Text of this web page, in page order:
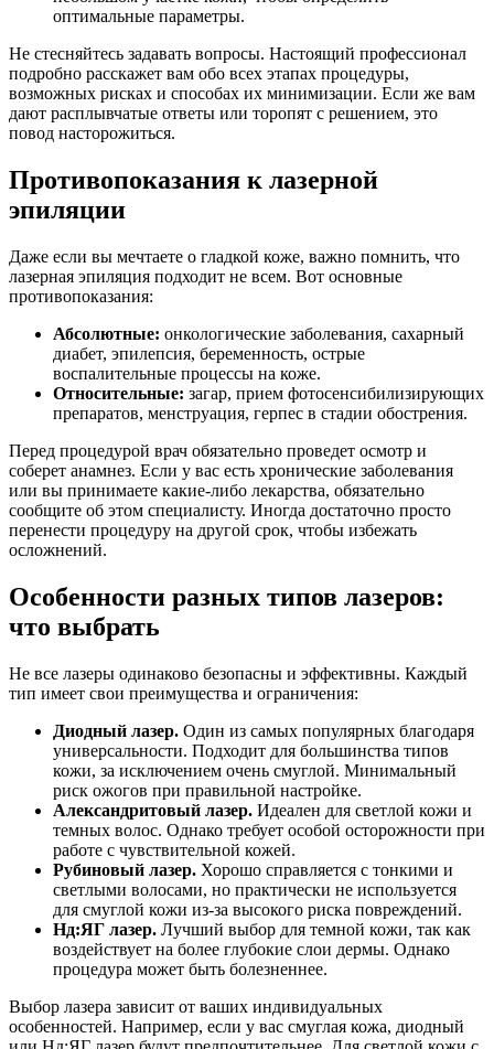
оптимальные параметры.
Не стесняйтесь задавать вопросы. Настоящий профессионал
подробно расскажет вам обо всех этапах процедуры,
возможных рисках и способах их минимизации. Если же вам
дают расплывчатые ответы или торопят с решением, это
повод насторожиться.
Противопоказания к лазерной
эпиляции
Даже если вы мечтаете о гладкой коже, важно помнить, что
лазерная эпиляция подходит не всем. Вот основные
противопоказания:
Абсолютные: онкологические заболевания, сахарный
диабет, эпилепсия, беременность, острые
воспалительные процессы на коже.
Относительные: загар, прием фотосенсибилизирующих
препаратов, менструация, герпес в стадии обострения.
Перед процедурой врач обязательно проведет осмотр и
соберет анамнез. Если у вас есть хронические заболевания
или вы принимаете какие-либо лекарства, обязательно
сообщите об этом специалисту. Иногда достаточно просто
перенести процедуру на другой срок, чтобы избежать
осложнений.
Особенности разных типов лазеров:
что выбрать
Не все лазеры одинаково безопасны и эффективны. Каждый
тип имеет свои преимущества и ограничения:
Диодный лазер. Один из самых популярных благодаря
универсальности. Подходит для большинства типов
кожи, за исключением очень смуглой. Минимальный
риск ожогов при правильной настройке.
Александритовый лазер. Идеален для светлой кожи и
темных волос. Однако требует особой осторожности при
работе с чувствительной кожей.
Рубиновый лазер. Хорошо справляется с тонкими и
светлыми волосами, но практически не используется
для смуглой кожи из-за высокого риска повреждений.
Нд:ЯГ лазер. Лучший выбор для темной кожи, так как
воздействует на более глубокие слои дермы. Однако
процедура может быть болезненнее.
Выбор лазера зависит от ваших индивидуальных
особенностей. Например, если у вас смуглая кожа, диодный